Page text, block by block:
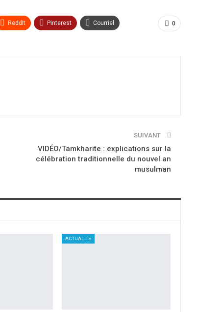
0
ReddIt Pinterest Courriel
SUIVANT
VIDÉO/Tamkharite : explications sur la
célébration traditionnelle du nouvel an
musulman
ACTUALITE